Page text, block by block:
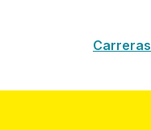
Carreras